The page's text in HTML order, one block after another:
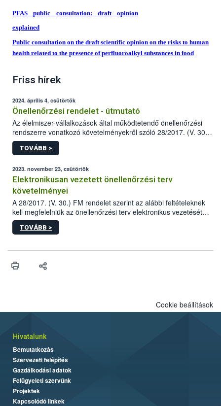
PFAS public consultation: draft opinion
explained
Public consultation on the draft scientific opinion on the risks to human
health related to the presence of perfluoroalkyl substances in food
Friss hírek
2024. április 4, csütörtök
Önellenőrzési rendelet - útmutató
Az élelmiszer-vállalkozások által működtetendő önellenőrzési
rendszerre vonatkozó követelményekről szóló 28/2017. (V. 30.)
FM rendelet (a továbbiakban: rendelet) 2023 novemberi
módosítása komoly változást jelent a közép- és
TOVÁBB >
2023. november 23, csütörtök
Elektronikusan vezetett önellenőrzési terv
követelményei
A 28/2017. (V. 30.) FM rendelet szerint az alábbi feltételeknek
kell megfelelniük az önellenőrzési terv elektronikus vezetését
biztosító informatikai rendszereknek.
TOVÁBB >
Cookie beállítások
Hivatalunk
Bemutatkozás
Szervezeti felépítés
Gazdálkodási adatok
Felügyeleti szervünk
Projektek
Kapcsolódó linkek